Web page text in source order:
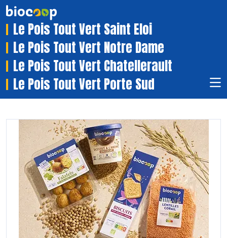
Le Pois Tout Vert Saint Eloi
Le Pois Tout Vert Notre Dame
Le Pois Tout Vert Chatellerault
Le Pois Tout Vert Porte Sud